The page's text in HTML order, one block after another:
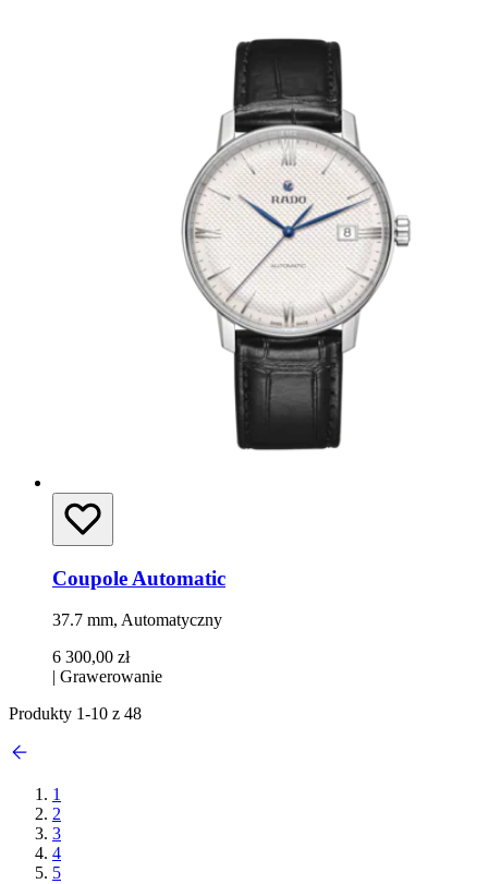
Coupole Automatic
37.7 mm, Automatyczny
6 300,00 zł
| Grawerowanie
Produkty 1-10 z 48
1
2
3
4
5